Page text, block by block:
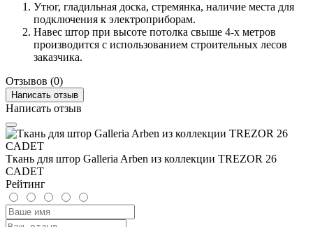
Утюг, гладильная доска, стремянка, наличие места для
подключения к электроприборам.
Навес штор при высоте потолка свыше 4-х метров
производится с использованием строительных лесов
заказчика.
Отзывов (0)
Написать отзыв
Написать отзыв
Ткань для штор Galleria Arben из коллекции TREZOR 26
CADET
Рейтинг